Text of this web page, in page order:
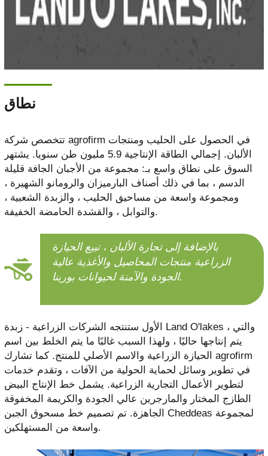
نطاق
تتخصص شركة agrofirm في الحصول على الحليب ومنتجات
الألبان. إجمالي الطاقة الإنتاجية 5.9 مليون طن سنويا. يشتهر
السوق على نطاق واسع بـ: مجموعة من الأجبان الجافة قليلة
الدسم ، بما في ذلك أصناف البارميزان والرومانو الشهيرة ،
ومجموعة واسعة من مساحيق الحليب ، والزبدة الشعبية ،
والتوابل ، والقشدة الحامضة الخفيفة.
بالإضافة إلى تجارة الألبان ، تبيع الحيازة
الزراعية منتجات المحاصيل والأغذية عالية
الجودة والآمنة لحيوانات بورينا.
الأول ستنتجه الشركات الزراعية - زبدة Land O'lakes ، والتي
يتم إنتاجها حاليًا ، ولهذا السبب غالبًا ما يتم الخلط بين اسم
الحيازة الزراعية والاسم الأصلي للمنتج. كما تشارك agrofirm
في تطوير وسائل لحماية الحولية من الآفات ، وتقدم خدمات
لتطوير الأعمال التجارية الزراعية. يشمل خط الإنتاج البيض
الطازج المختار والمارجرين عالي الجودة والكريمة المخفوقة
الجاهزة. تم تصميم خط مسحوق الجبن Cheddeas لمجموعة
واسعة من المستهلكين.